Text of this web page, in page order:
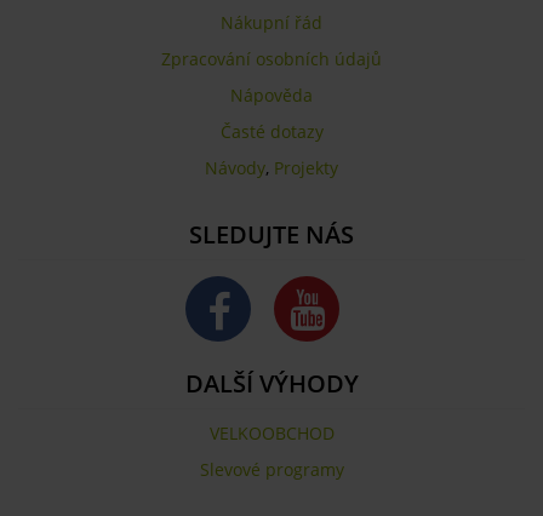
Nákupní řád
Zpracování osobních údajů
Nápověda
Časté dotazy
Návody, Projekty
SLEDUJTE NÁS
DALŠÍ VÝHODY
VELKOOBCHOD
Slevové programy